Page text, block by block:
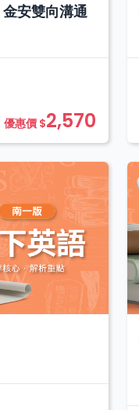
安雙向溝通
優惠價 $2,570